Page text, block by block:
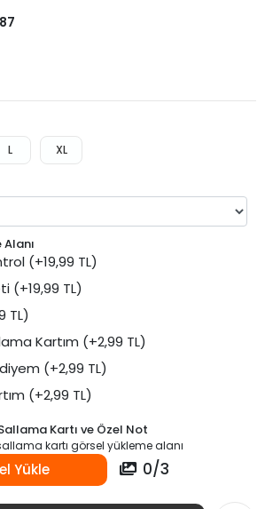
L XL
(+19,99 TL)
(+19,99 TL)
TL)
Kartım (+2,99 TL)
(+2,99 TL)
(+2,99 TL)
Kartı ve Özel Not
kartı görsel yükleme alanı
Yükle 0/3